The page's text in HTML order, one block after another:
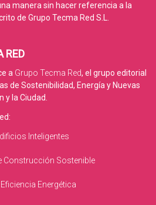
manera sin hacer referencia a la
de Grupo Tecma Red S.L.
RED
a Grupo Tecma Red, el grupo editorial
de Sostenibilidad, Energía y Nuevas
y la Ciudad.
Inteligentes
Construcción Sostenible
Energética